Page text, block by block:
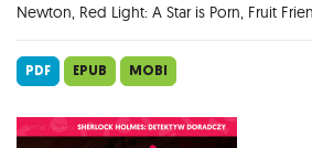
Newton, Red Light: A Star is Porn, Fruit
PDF EPUB MOBI